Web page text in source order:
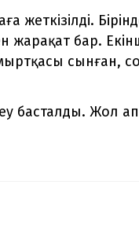
жеткізілді.
бар.
сынған,
басталды. Жол